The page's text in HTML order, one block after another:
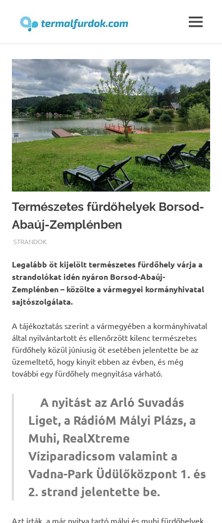
content
MENU
Természetes fürdőhelyek Borsod-
Abaúj-Zemplénben
TERMALFURDOK.COM
STRANDOK
Legalább öt kijelölt természetes fürdőhely várja a
strandolókat idén nyáron Borsod-Abaúj-
Zemplénben – közölte a vármegyei kormányhivatal
sajtószolgálata.
A tájékoztatás szerint a vármegyében a kormányhivatal
által nyilvántartott és ellenőrzött kilenc természetes
fürdőhely közül júniusig öt esetében jelentette be az
üzemeltető, hogy kinyit ebben az évben, és még
további egy fürdőhely megnyitása várható.
A nyitást az Arló Suvadás
Liget, a RádióM Mályi Plázs, a
Muhi, RealXtreme
Víziparadicsom valamint a
Vadna-Park Üdülőközpont 1. és
2. strand jelentette be.
Azt írták, a már nyitva tartó mályi és muhi fürdőhelyek